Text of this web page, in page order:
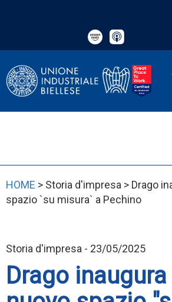
HOME > Storia d'impresa > Drago
spazio `su misura` a Pechino
Storia d'impresa - 23/05/2025
Drago